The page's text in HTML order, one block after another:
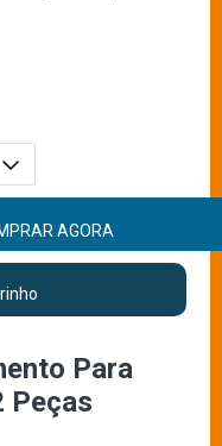
AGORA
Para
Peças